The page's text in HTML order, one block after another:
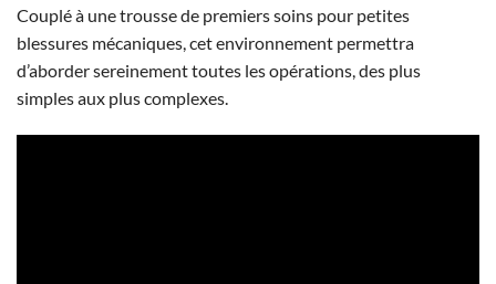
Couplé à une trousse de premiers soins pour petites
blessures mécaniques, cet environnement permettra
d’aborder sereinement toutes les opérations, des plus
simples aux plus complexes.